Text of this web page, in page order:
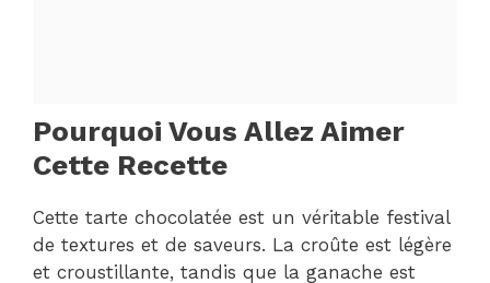
Pourquoi Vous Allez Aimer
Cette Recette
Cette tarte chocolatée est un véritable festival
de textures et de saveurs. La croûte est légère
et croustillante, tandis que la ganache est